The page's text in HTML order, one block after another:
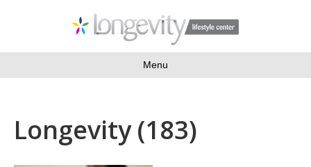
Menu
Longevity (183)